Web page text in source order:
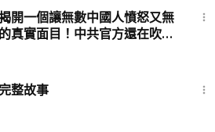
soh-tv-2
開一個讓無數中國人憤怒又無
實面目！中共官方還在吹噓
穩增長」，可現實呢？ | #中國
整故事